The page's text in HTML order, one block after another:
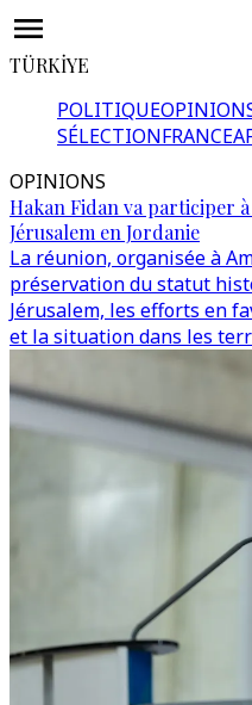
TÜRKİYE
POLITIQUE
SÉLECTIONFRANCE
OPINIONS
Hakan Fidan va participer
Jérusalem en Jordanie
La réunion, organisée à
préservation du statut
Jérusalem, les efforts en
et la situation dans les